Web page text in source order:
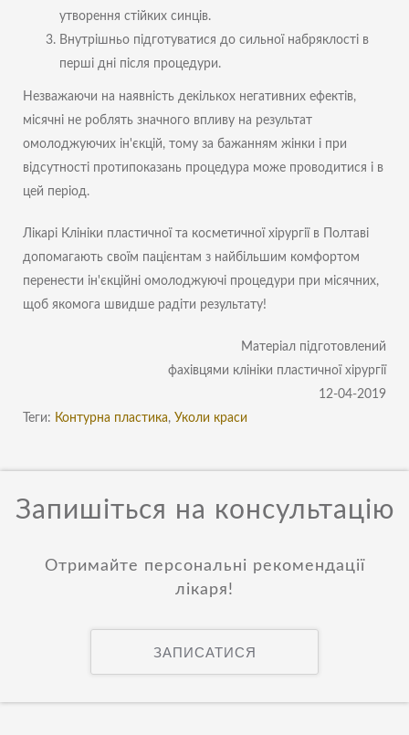
утворення стійких синців.
Внутрішньо підготуватися до сильної набряклості в
перші дні після процедури.
Незважаючи на наявність декількох негативних ефектів,
місячні не роблять значного впливу на результат
омолоджуючих ін'єкцій, тому за бажанням жінки і при
відсутності протипоказань процедура може проводитися і в
цей період.
Лікарі Клініки пластичної та косметичної хірургії в Полтаві
допомагають своїм пацієнтам з найбільшим комфортом
перенести ін'єкційні омолоджуючі процедури при місячних,
щоб якомога швидше радіти результату!
Матеріал підготовлений
фахівцями клініки пластичної хірургії
12-04-2019
Теги: Контурна пластика, Уколи краси
Запишіться на консультацію
Отримайте персональні рекомендації
лікаря!
ЗАПИСАТИСЯ